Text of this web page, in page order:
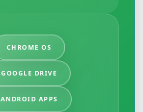
CHROME OS
GOOGLE DRIVE
ANDROID APPS